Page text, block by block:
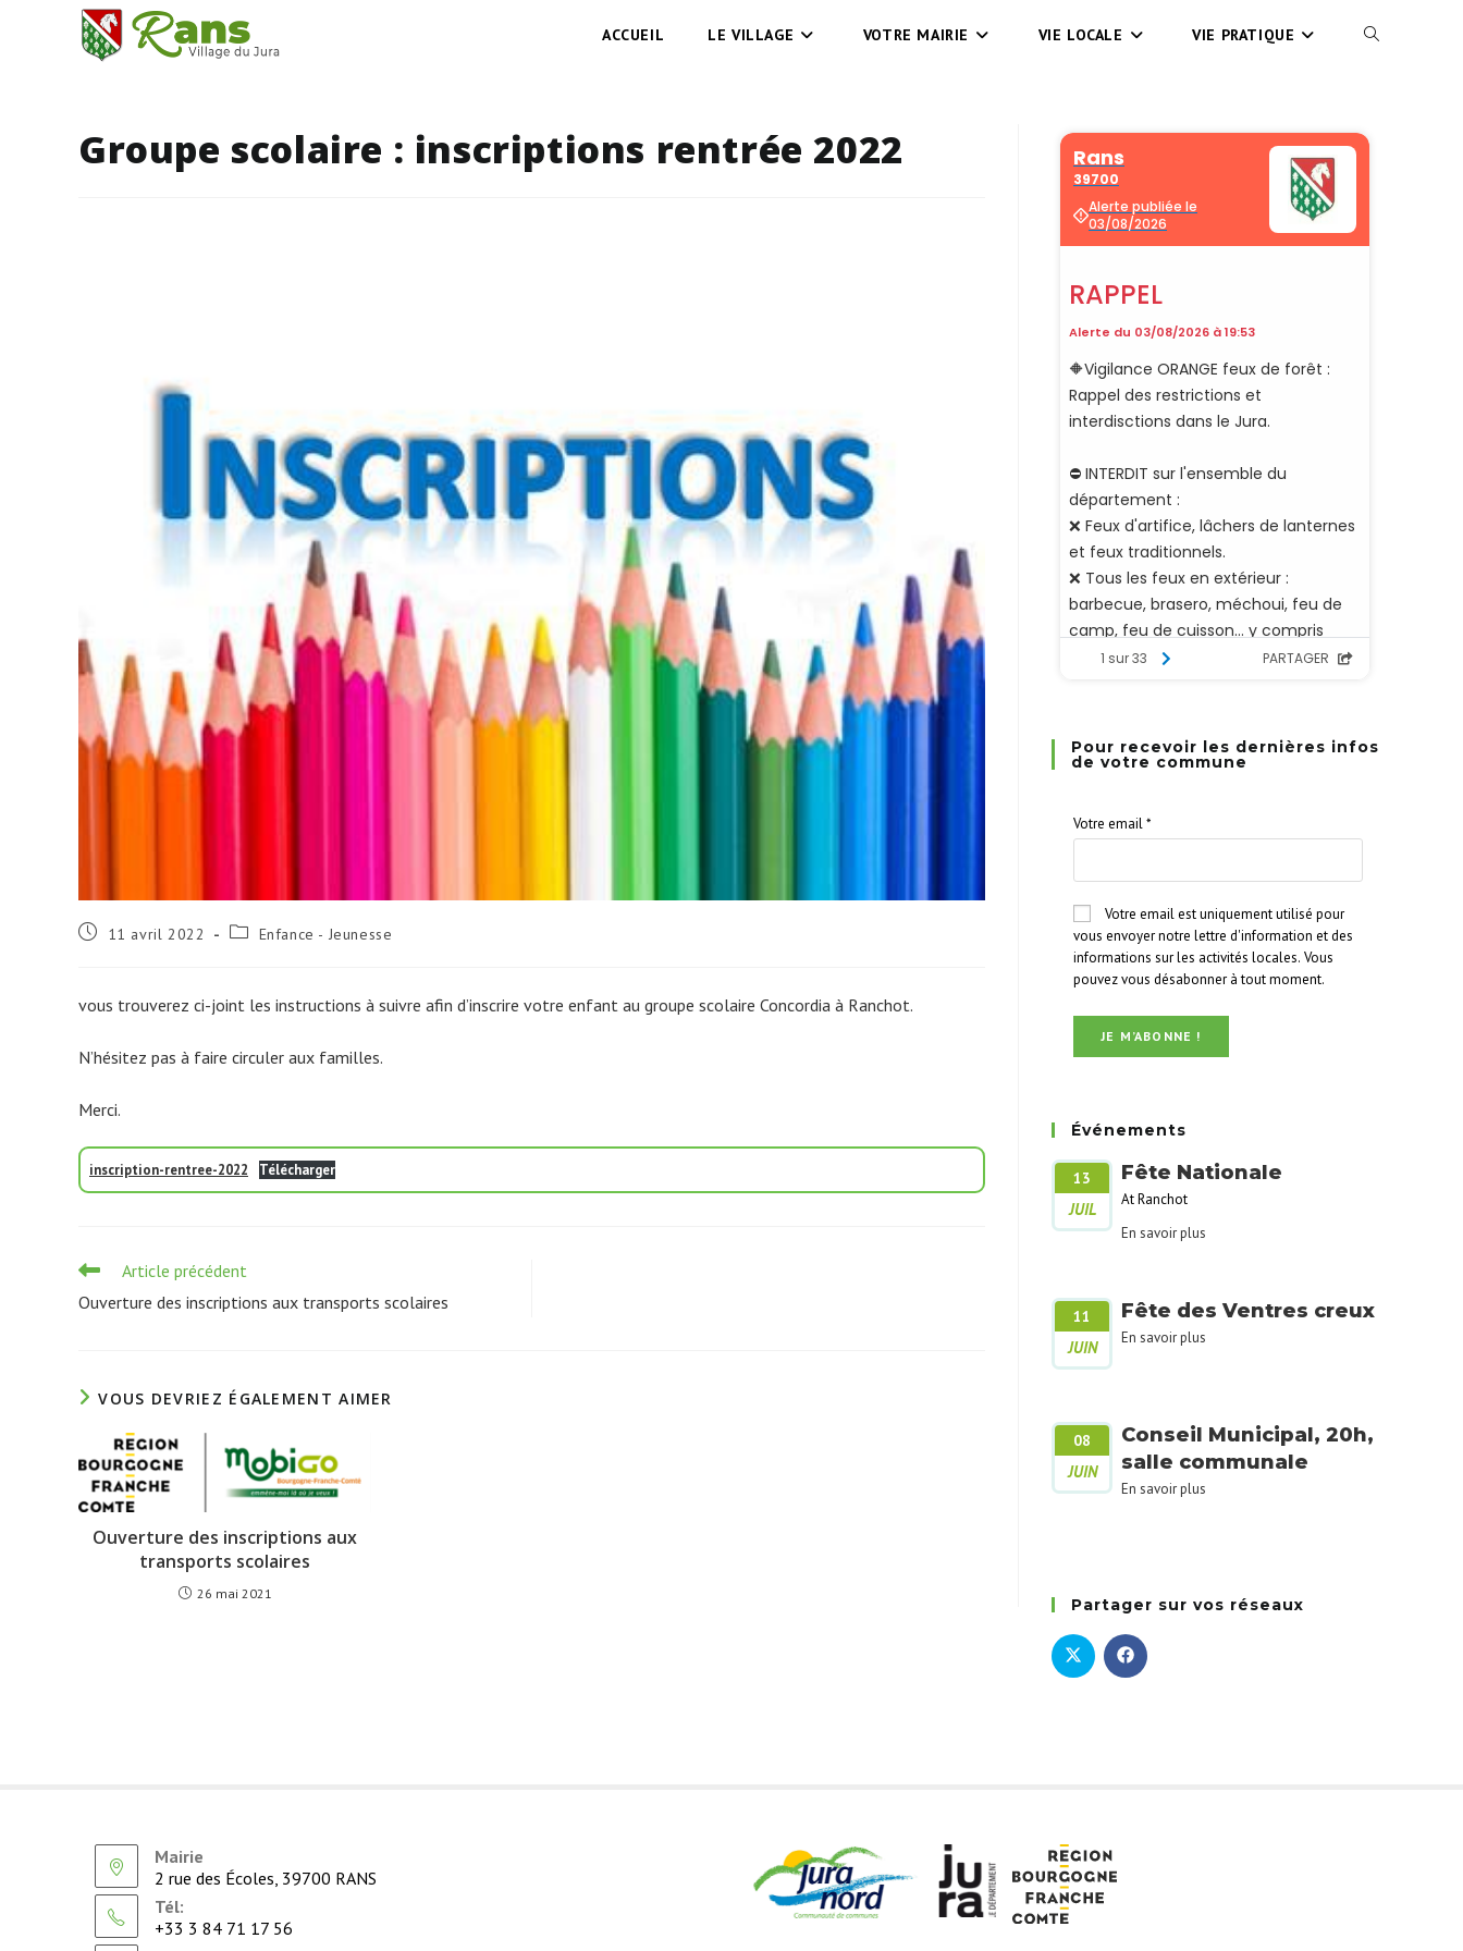
ACCUEIL LE VILLAGE VOTRE MAIRIE VIE LOCALE VIE PRATIQUE TOGGLE
Groupe scolaire : inscriptions rentrée 2022
Publication
11 avril 2022
Post Enfance - Jeunesse
vous trouverez ci-joint les instructions à suivre afin d’inscrire votre enfant au groupe scolaire Concordia à Ranchot.
N’hésitez pas à faire circuler aux familles.
Merci.
inscription-rentree-2022 Télécharger
Read
articles
Article précédent
Ouverture des inscriptions aux transports scolaires
VOUS DEVRIEZ ÉGALEMENT AIMER
Ouverture des inscriptions aux
transports scolaires
26 mai 2021
Pour recevoir les dernières infos
de votre commune
Votre email*
Votre email est uniquement utilisé pour
vous envoyer notre lettre d'information et des
informations sur les activités locales. Vous
pouvez vous désabonner à tout moment.
Événements
13
JUIL
Fête Nationale
At Ranchot
En savoir plus
11
JUIN
Fête des Ventres creux
En savoir plus
08
JUIN
Conseil Municipal, 20h,
salle communale
En savoir plus
Partager sur vos réseaux
Mairie
2 rue des Écoles, 39700 RANS
Tél:
+33 3 84 71 17 56